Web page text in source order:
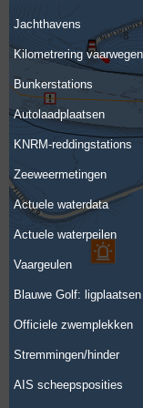
Jachthavens
Kilometrering vaarwegen
Bunkerstations
Autolaadplaatsen
KNRM-reddingstations
Zeeweermetingen
Actuele waterdata
Actuele waterpeilen
Vaargeulen
Blauwe Golf: ligplaatsen
Officiele zwemplekken
Stremmingen/hinder
AIS scheepsposities